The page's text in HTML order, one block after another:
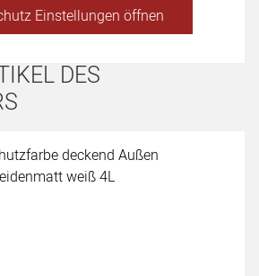
Einstellungen öffnen
DES